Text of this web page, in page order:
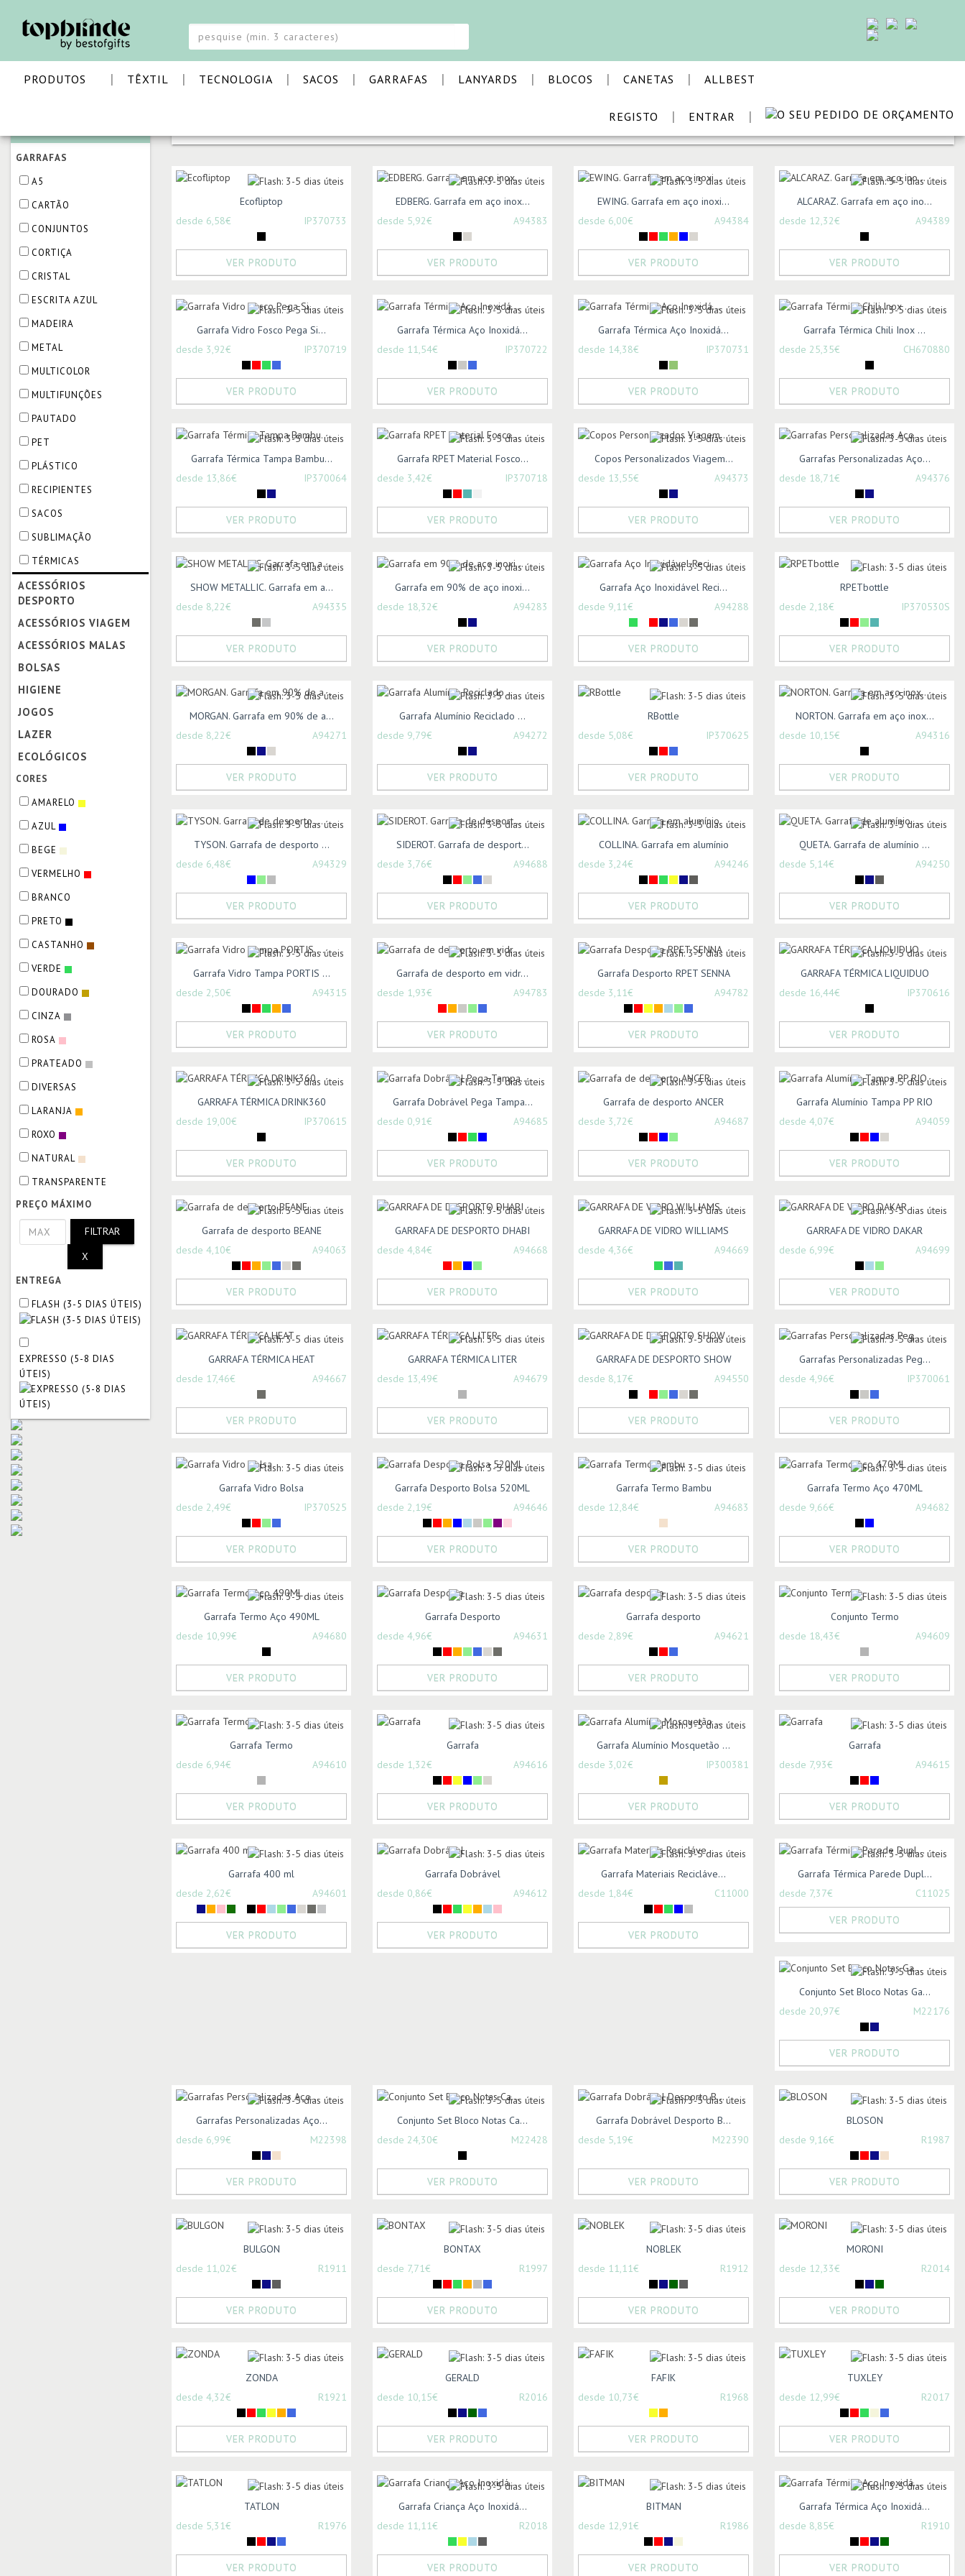
PRODUTOS | TÊXTIL | TECNOLOGIA | SACOS | GARRAFAS | LANYARDS | BLOCOS | CANETAS | ALLBEST
|
ENTRAR
|
REGISTO
GARRAFAS
A5
CARTÃO
CONJUNTOS
CORTIÇA
CRISTAL
ESCRITA AZUL
MADEIRA
METAL
MULTICOLOR
MULTIFUNÇÕES
PAUTADO
PET
PLÁSTICO
RECIPIENTES
SACOS
SUBLIMAÇÃO
TÉRMICAS
ACESSÓRIOS
DESPORTO
ACESSÓRIOS VIAGEM
ACESSÓRIOS MALAS
BOLSAS
HIGIENE
JOGOS
LAZER
ECOLÓGICOS
CORES
AMARELO
AZUL
BEGE
VERMELHO
BRANCO
PRETO
CASTANHO
VERDE
DOURADO
CINZA
ROSA
PRATEADO
DIVERSAS
LARANJA
ROXO
NATURAL
TRANSPARENTE
PREÇO MÁXIMO
FILTRAR
X
ENTREGA
FLASH (3-5 DIAS ÚTEIS)
EXPRESSO (5-8 DIAS
ÚTEIS)
ORDENAR POR:
Ecofliptop
desde 6,58€
IP370733
VER PRODUTO
EDBERG. Garrafa em aço inox...
desde 5,92€
A94383
VER PRODUTO
EWING. Garrafa em aço inoxi...
desde 6,00€
A94384
VER PRODUTO
ALCARAZ. Garrafa em aço ino...
desde 12,32€
A94389
VER PRODUTO
Garrafa Vidro Fosco Pega Si...
desde 3,92€
IP370719
VER PRODUTO
Garrafa Térmica Aço Inoxidá...
desde 11,54€
IP370722
VER PRODUTO
Garrafa Térmica Aço Inoxidá...
desde 14,38€
IP370731
VER PRODUTO
Garrafa Térmica Chili Inox ...
desde 25,35€
CH670880
VER PRODUTO
Garrafa Térmica Tampa Bambu...
desde 13,86€
IP370064
VER PRODUTO
Garrafa RPET Material Fosco...
desde 3,42€
IP370718
VER PRODUTO
Copos Personalizados Viagem...
desde 13,55€
A94373
VER PRODUTO
Garrafas Personalizadas Aço...
desde 18,71€
A94376
VER PRODUTO
SHOW METALLIC. Garrafa em a...
desde 8,22€
A94335
VER PRODUTO
Garrafa em 90% de aço inoxi...
desde 18,32€
A94283
VER PRODUTO
Garrafa Aço Inoxidável Reci...
desde 9,11€
A94288
VER PRODUTO
RPETbottle
desde 2,18€
IP370530S
VER PRODUTO
MORGAN. Garrafa em 90% de a...
desde 8,22€
A94271
VER PRODUTO
Garrafa Alumínio Reciclado ...
desde 9,79€
A94272
VER PRODUTO
RBottle
desde 5,08€
IP370625
VER PRODUTO
NORTON. Garrafa em aço inox...
desde 10,15€
A94316
VER PRODUTO
TYSON. Garrafa de desporto ...
desde 6,48€
A94329
VER PRODUTO
SIDEROT. Garrafa de desport...
desde 3,76€
A94688
VER PRODUTO
COLLINA. Garrafa em alumínio
desde 3,24€
A94246
VER PRODUTO
QUETA. Garrafa de alumínio ...
desde 5,14€
A94250
VER PRODUTO
Garrafa Vidro Tampa PORTIS ...
desde 2,50€
A94315
VER PRODUTO
Garrafa de desporto em vidr...
desde 1,93€
A94783
VER PRODUTO
Garrafa Desporto RPET SENNA
desde 3,11€
A94782
VER PRODUTO
GARRAFA TÉRMICA LIQUIDUO
desde 16,44€
IP370616
VER PRODUTO
GARRAFA TÉRMICA DRINK360
desde 19,00€
IP370615
VER PRODUTO
Garrafa Dobrável Pega Tampa...
desde 0,91€
A94685
VER PRODUTO
Garrafa de desporto ANCER
desde 3,72€
A94687
VER PRODUTO
Garrafa Alumínio Tampa PP RIO
desde 4,07€
A94059
VER PRODUTO
Garrafa de desporto BEANE
desde 4,10€
A94063
VER PRODUTO
GARRAFA DE DESPORTO DHABI
desde 4,84€
A94668
VER PRODUTO
GARRAFA DE VIDRO WILLIAMS
desde 4,36€
A94669
VER PRODUTO
GARRAFA DE VIDRO DAKAR
desde 6,99€
A94699
VER PRODUTO
GARRAFA TÉRMICA HEAT
desde 17,46€
A94667
VER PRODUTO
GARRAFA TÉRMICA LITER
desde 13,49€
A94679
VER PRODUTO
GARRAFA DE DESPORTO SHOW
desde 8,17€
A94550
VER PRODUTO
Garrafas Personalizadas Peg...
desde 4,96€
IP370061
VER PRODUTO
Garrafa Vidro Bolsa
desde 2,49€
IP370525
VER PRODUTO
Garrafa Desporto Bolsa 520ML
desde 2,19€
A94646
VER PRODUTO
Garrafa Termo Bambu
desde 12,84€
A94683
VER PRODUTO
Garrafa Termo Aço 470ML
desde 9,66€
A94682
VER PRODUTO
Garrafa Termo Aço 490ML
desde 10,99€
A94680
VER PRODUTO
Garrafa Desporto
desde 4,96€
A94631
VER PRODUTO
Garrafa desporto
desde 2,89€
A94621
VER PRODUTO
Conjunto Termo
desde 18,43€
A94609
VER PRODUTO
Garrafa Termo
desde 6,94€
A94610
VER PRODUTO
Garrafa
desde 1,32€
A94616
VER PRODUTO
Garrafa Alumínio Mosquetão ...
desde 3,02€
IP300381
VER PRODUTO
Garrafa
desde 7,93€
A94615
VER PRODUTO
Garrafa 400 ml
desde 2,62€
A94601
VER PRODUTO
Garrafa Dobrável
desde 0,86€
A94612
VER PRODUTO
Garrafa Materiais Recicláve...
desde 1,84€
C11000
VER PRODUTO
Garrafa Térmica Parede Dupl...
desde 7,37€
C11025
VER PRODUTO
Conjunto Set Bloco Notas Ga...
desde 20,97€
M22176
VER PRODUTO
Garrafas Personalizadas Aço...
desde 6,99€
M22398
VER PRODUTO
Conjunto Set Bloco Notas Ca...
desde 24,30€
M22428
VER PRODUTO
Garrafa Dobrável Desporto B...
desde 5,19€
M22390
VER PRODUTO
BLOSON
desde 9,16€
R1987
VER PRODUTO
BULGON
desde 11,02€
R1911
VER PRODUTO
BONTAX
desde 7,71€
R1997
VER PRODUTO
NOBLEK
desde 11,11€
R1912
VER PRODUTO
MORONI
desde 12,33€
R2014
VER PRODUTO
ZONDA
desde 4,32€
R1921
VER PRODUTO
GERALD
desde 10,15€
R2016
VER PRODUTO
FAFIK
desde 10,73€
R1968
VER PRODUTO
TUXLEY
desde 12,99€
R2017
VER PRODUTO
TATLON
desde 5,31€
R1976
VER PRODUTO
Garrafa Criança Aço Inoxidá...
desde 11,11€
R2018
VER PRODUTO
BITMAN
desde 12,91€
R1986
VER PRODUTO
Garrafa Térmica Aço Inoxidá...
desde 8,85€
R1910
VER PRODUTO